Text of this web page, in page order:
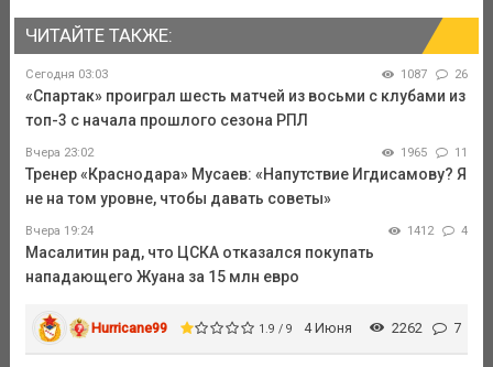
ЧИТАЙТЕ ТАКЖЕ:
Сегодня 03:03 1087 26
«Спартак» проиграл шесть матчей из восьми с клубами из
топ-3 с начала прошлого сезона РПЛ
Вчера 23:02 1965 11
Тренер «Краснодара» Мусаев: «Напутствие Игдисамову? Я
не на том уровне, чтобы давать советы»
Вчера 19:24 1412 4
Масалитин рад, что ЦСКА отказался покупать
нападающего Жуана за 15 млн евро
Hurricane99 1.9 / 9 4 Июня 2262 7